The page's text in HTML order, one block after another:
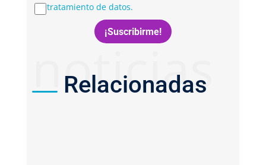
tratamiento de datos.
noticias
Relacionadas